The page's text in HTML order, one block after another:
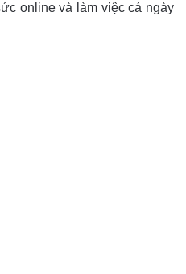
online và làm việc cả ngày